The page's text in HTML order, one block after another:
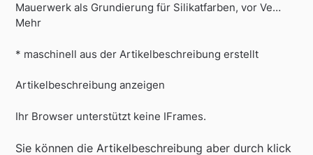
Mauerwerk als Grundierung für Silikatfarben, vor Ve…
Mehr
* maschinell aus der Artikelbeschreibung erstellt
Artikelbeschreibung anzeigen
Ihr Browser unterstützt keine IFrames.
Sie können die Artikelbeschreibung aber durch klick